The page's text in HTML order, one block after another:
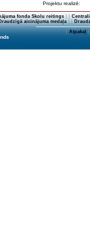
Projektu realizē:
fonda Skolu reitings] [
aicinājuma medaļa] [
[Atpakaļ]